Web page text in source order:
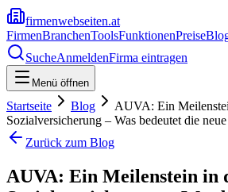
firmenwebseiten.at
FirmenBranchenToolsFunktionenPreise
SucheAnmeldenFirma eintragen
Menü öffnen
Startseite Blog
AUVA: Ein
Sozialversicherung – Was bedeutet die
Zurück zum Blog
AUVA: Ein Meilenstein in